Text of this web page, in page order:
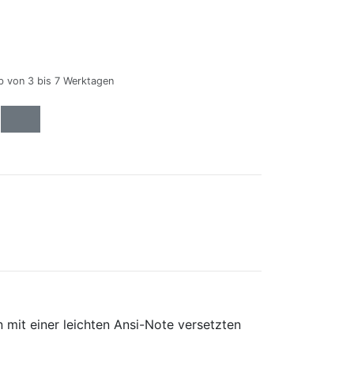
von 3 bis 7 Werktagen
mit einer leichten Ansi-Note versetzten